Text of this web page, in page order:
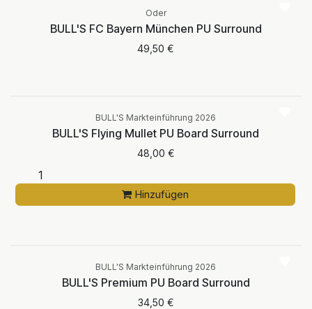
Oder
BULL'S FC Bayern München PU Surround
49,50 €
BULL'S Markteinführung 2026
BULL'S Flying Mullet PU Board Surround
48,00 €
Hinzufügen
BULL'S Markteinführung 2026
BULL'S Premium PU Board Surround
34,50 €